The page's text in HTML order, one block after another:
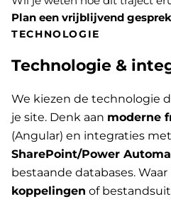
Plan een vrijblijvend gesprek
TECHNOLOGIE
Technologie &
We kiezen de technologie
je site. Denk aan moderne
(Angular) en integraties met
SharePoint/Power
bestaande databases.
koppelingen of